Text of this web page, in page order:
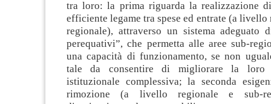
tra loro: la prima riguarda la realizzazione
efficiente legame tra spese ed entrate (a livello
regionale), attraverso un sistema adeguato
perequativi”, che permetta alle aree sub-
una capacità di funzionamento, se non
tale da consentire di migliorare la loro
istituzionale complessiva; la seconda
rimozione (a livello regionale e sub-